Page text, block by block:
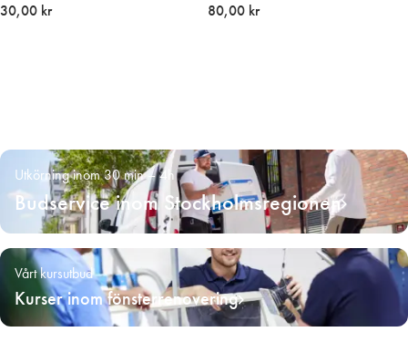
pris/st
30,00 kr
pris/st
80,00 kr
Utkörning inom 30 min – 4h
Budservice inom Stockholmsregionen
Vårt kursutbud
Kurser inom fönsterrenovering